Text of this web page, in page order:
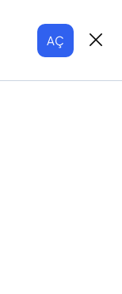
AÇ